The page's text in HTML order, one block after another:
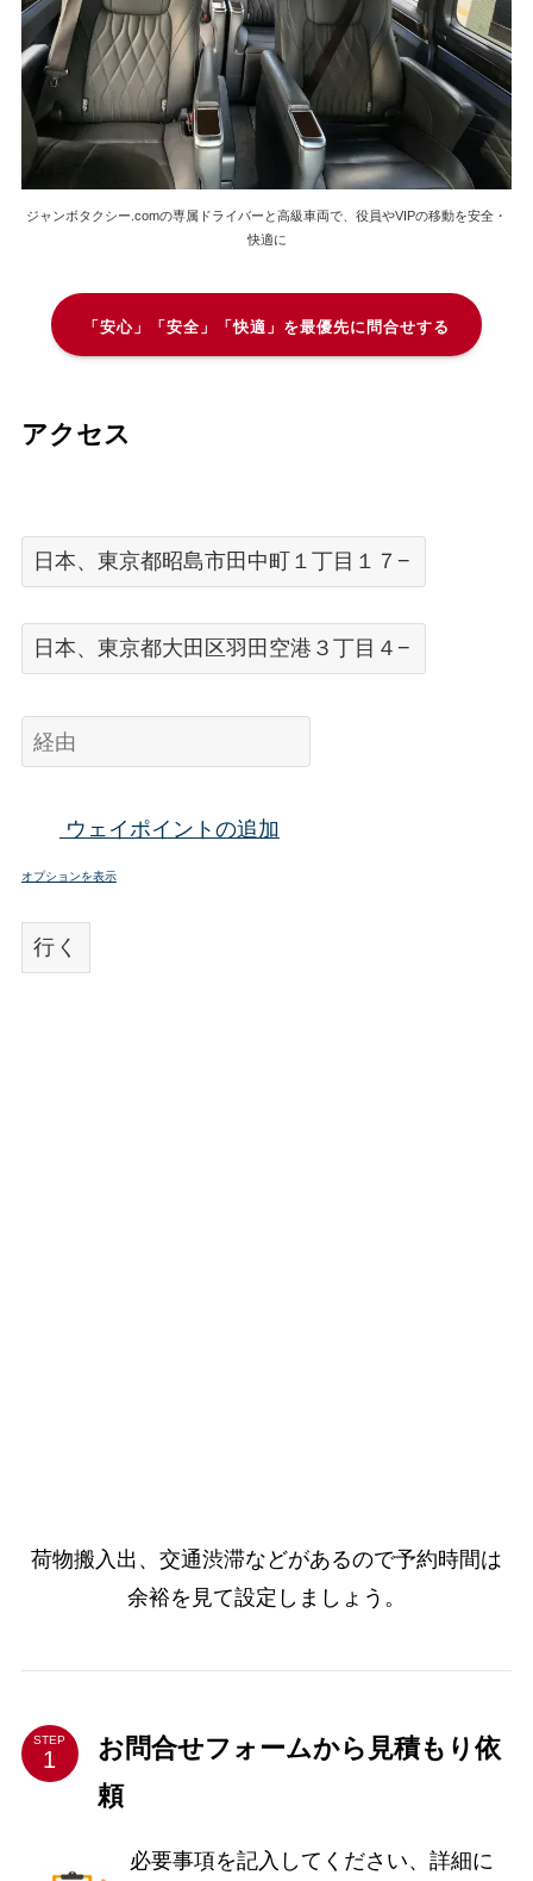
ジャンボタクシー.comの専属ドライバーと高級車両で、役員やVIPの移動を安全・
快適に
「安心」「安全」「快適」を最優先に問合せする
アクセス
ウェイポイントの追加
オプションを表示
荷物搬入出、交通渋滞などがあるので予約時間は
余裕を見て設定しましょう。
STEP
お問合せフォームから見積もり依
頼
必要事項を記入してください、詳細に